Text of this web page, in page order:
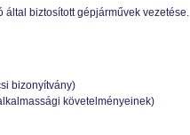
biztosított gépjárművek vezetése.
bizonyítvány)
követelményeinek)